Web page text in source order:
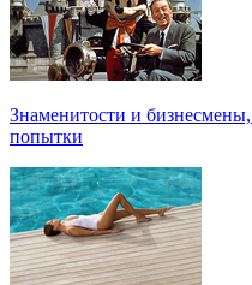
Знаменитости и
попытки